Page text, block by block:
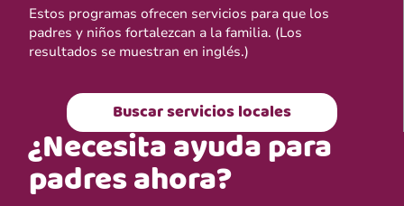
Estos programas ofrecen servicios para que los
padres y niños fortalezcan a la familia. (Los
resultados se muestran en inglés.)
Buscar servicios locales
¿Necesita ayuda para
padres ahora?